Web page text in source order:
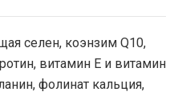
селен, коэнзим Q10,
витамин Е и витамин
фолинат кальция,